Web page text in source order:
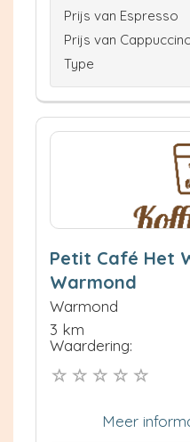
Prijs van Espresso
Prijs van
Type
Petit Café Het
Warmond
Warmond
3 km
Waardering:
Meer